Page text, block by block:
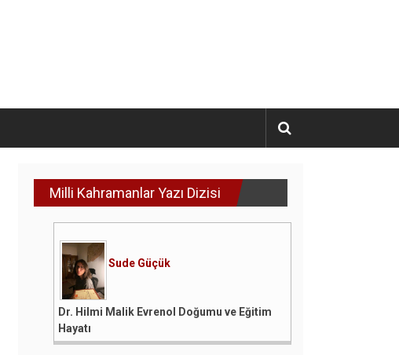
Milli Kahramanlar Yazı Dizisi
Sude Güçük
Dr. Hilmi Malik Evrenol Doğumu ve Eğitim
Hayatı